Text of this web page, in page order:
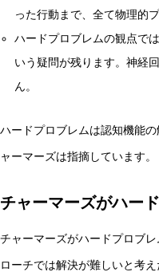
った行動まで、全て物理的
ハードプロブレムの観点で
いう疑問が残ります。神経
ん。
ハードプロブレムは認知機能
ャーマーズは指摘しています。
チャーマーズがハー
チャーマーズがハードプロブ
ローチでは解決が難しいと考